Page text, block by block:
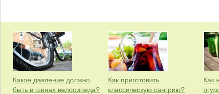
Какое давление должно
быть в шинах велосипеда?
Как приготовить
классическую сангрию?
Как